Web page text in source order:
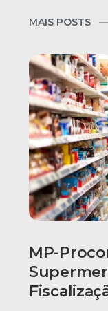
MAIS POSTS
MP-